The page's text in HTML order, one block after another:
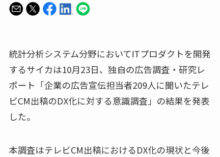
統計分析システム分野においてITプロダクトを開発
するサイカは10月23日、独自の広告調査・研究レ
ポート「企業の広告宣伝担当者209人に聞いたテレ
ビCM出稿のDX化に対する意識調査」の結果を発表
した。
本調査はテレビCM出稿におけるDX化の現状と今後